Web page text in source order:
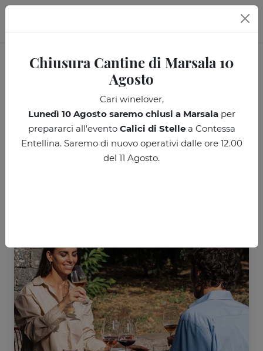
IT
Scegli la tua degustazione e
verifica la disponibilità per
Domenica 30MaggioaEtna
Chiusura Cantine di Marsala 10
Agosto
Cari winelover,
Lunedì 10 Agosto saremo chiusi a Marsalaper
prepararci all'evento Calici di Stelle a Contessa
Entellina. Saremo di nuovo operativi dalle ore 12.00
del 11 Agosto.